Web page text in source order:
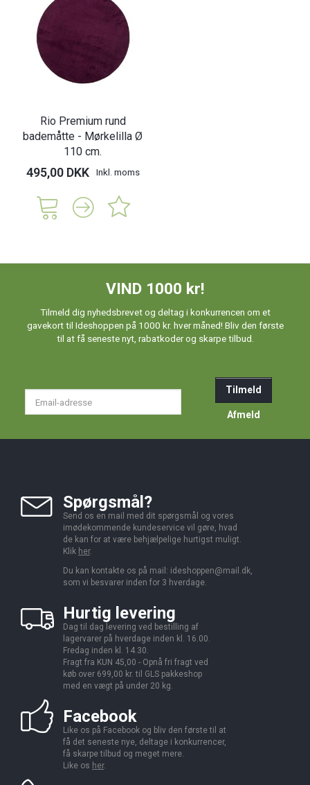
Rio Premium rund
bademåtte - Mørkelilla Ø
110 cm.
495,00 DKK Inkl. moms
VIND 1000 kr!
Tilmeld dig nyhedsbrevet og deltag i konkurrencen om et
gavekort til Ideshoppen på 1000 kr. hver måned! Bliv den første
til at få seneste nyt, rabatkoder og skarpe tilbud.
Tilmeld
Afmeld
Spørgsmål?
Send os en mail med dit spørgsmål og vores
imødekommende kundeservice vil gøre, hvad
de kan for at være behjælpelige hurtigst muligt.
Klik her.
Du kan kontakte os på mail: ideshoppen@mail.dk,
som vi besvarer inden for 3 hverdage.
Hurtig levering
Dag til dag levering ved bestilling af
lagervarer på hverdage inden kl. 16.00.
Fredag inden kl. 14.30.
Fragt fra KUN 45,00 - Opnå fri fragt ved
køb over 699,00 kr. til GLS pakkeshop
med en vægt på under 20 kg.
Facebook
Like os på Facebook og bliv den første til at
få det seneste nye, deltage i konkurrencer,
få skarpe tilbud og meget mere.
Like os her.